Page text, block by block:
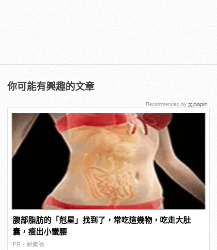
你可能有興趣的文章
腹部脂肪的「剋星」找到了，常吃這幾物，吃走大肚
囊，瘦出小蠻腰
PR・新素簡
Recommended by